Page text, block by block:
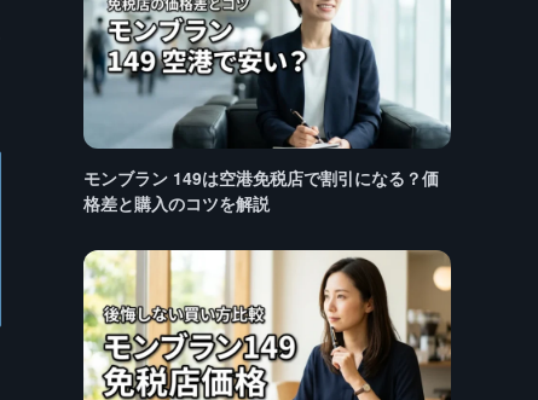
モンブラン 149は空港免税店で割引になる？価
格差と購入のコツを解説